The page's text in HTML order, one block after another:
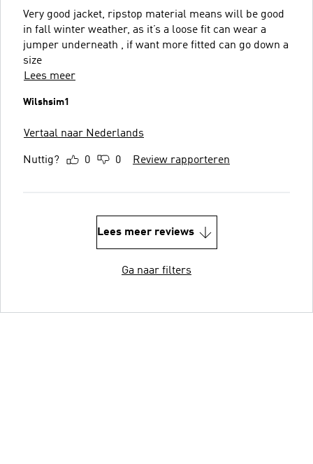
Very good jacket, ripstop material means will be good
in fall winter weather, as it’s a loose fit can wear a
jumper underneath , if want more fitted can go down a
size
Lees meer
Wilshsim1
Vertaal naar Nederlands
Nuttig? 0 0 Review rapporteren
Lees meer reviews
Ga naar filters